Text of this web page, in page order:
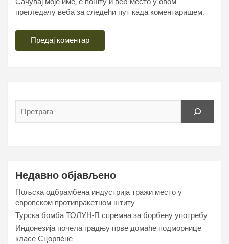
прегледачу веба за следећи пут када коментаришем.
Недавно објављено
Пољска одбрамбена индустрија тражи место у
европском противракетном штиту
Турска бомба ТОЛУН-П спремна за борбену употребу
Индонезија почела градњу прве домаће подморнице
класе Сцорпèне